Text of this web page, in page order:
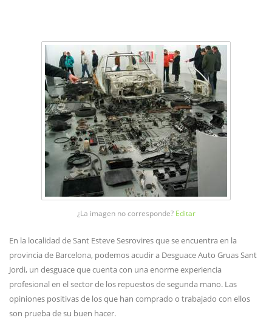
¿La imagen no corresponde? Editar
En la localidad de Sant Esteve Sesrovires que se encuentra en la
provincia de Barcelona, podemos acudir a Desguace Auto Gruas Sant
Jordi, un desguace que cuenta con una enorme experiencia
profesional en el sector de los repuestos de segunda mano. Las
opiniones positivas de los que han comprado o trabajado con ellos
son prueba de su buen hacer.